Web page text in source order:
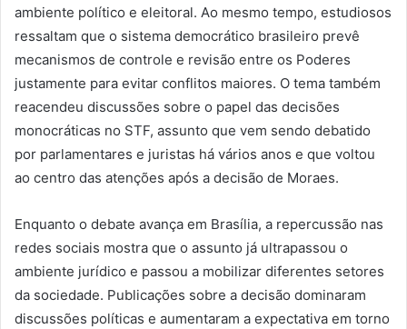
ambiente político e eleitoral. Ao mesmo tempo, estudiosos
ressaltam que o sistema democrático brasileiro prevê
mecanismos de controle e revisão entre os Poderes
justamente para evitar conflitos maiores. O tema também
reacendeu discussões sobre o papel das decisões
monocráticas no STF, assunto que vem sendo debatido
por parlamentares e juristas há vários anos e que voltou
ao centro das atenções após a decisão de Moraes.
Enquanto o debate avança em Brasília, a repercussão nas
redes sociais mostra que o assunto já ultrapassou o
ambiente jurídico e passou a mobilizar diferentes setores
da sociedade. Publicações sobre a decisão dominaram
discussões políticas e aumentaram a expectativa em torno